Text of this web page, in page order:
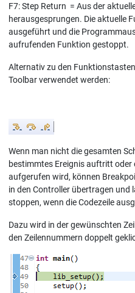
F7: Step Return = Aus der
herausgesprungen. Die aktuelle
ausgeführt und die
aufrufenden Funktion gestoppt.
Alternativ zu den
Toolbar verwendet werden:
Wenn man nicht die gesamten
bestimmtes Ereignis auftritt oder
aufgerufen wird, können
in den Controller übertragen
stoppen, wenn die Codezeile
Dazu wird in der gewünschten
den Zeilennummern doppelt